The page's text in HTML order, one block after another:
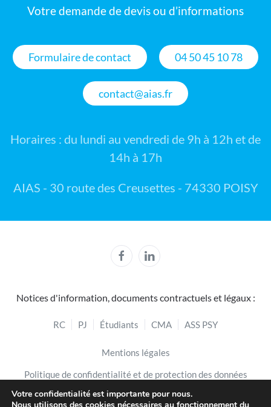
Votre demande de devis ou d’informations
Formulaire de contact 04 50 45 10 78
contact@aias.fr
Horaires : du lundi au vendredi de 9h à 12h et de
14h à 17h
AIAS - 30 route des Creusettes - 74330 POISY
Notices d'information, documents contractuels et légaux :
RC PJ Étudiants CMA ASS PSY
Mentions légales
Politique de confidentialité et de protection des données
Politique de cookies
Votre confidentialité est importante pour nous.